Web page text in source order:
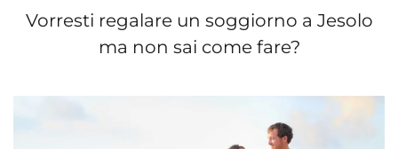
Vorresti regalare un soggiorno a Jesolo
ma non sai come fare?